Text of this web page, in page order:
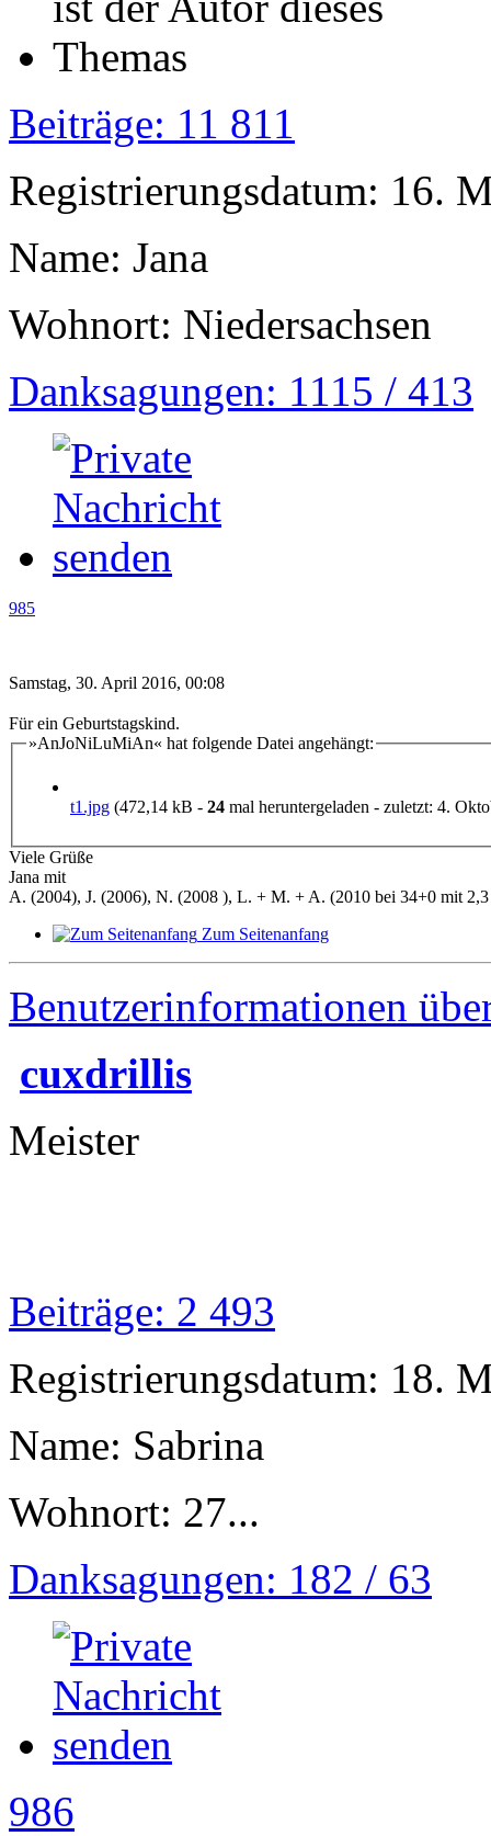
Beiträge: 11 811
Registrierungsdatum: 16.
Name: Jana
Wohnort: Niedersachsen
Danksagungen: 1115 / 413
985
Samstag, 30. April 2016, 00:08
Für ein Geburtstagskind.
»AnJoNiLuMiAn« hat folgende Datei angehängt:
t1.jpg (472,14 kB - 24 mal heruntergeladen - zuletzt: 4.
Viele Grüße
Jana mit
A. (2004), J. (2006), N. (2008 ), L. + M. + A. (2010 bei 34+0 mit
Zum Seitenanfang
Benutzerinformationen
cuxdrillis
Meister
Beiträge: 2 493
Registrierungsdatum: 18.
Name: Sabrina
Wohnort: 27...
Danksagungen: 182 / 63
986